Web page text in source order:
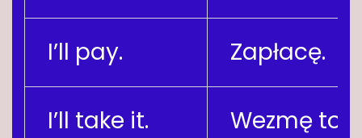
I’ll pay. Zapłacę.
I’ll take it. Wezmę to.